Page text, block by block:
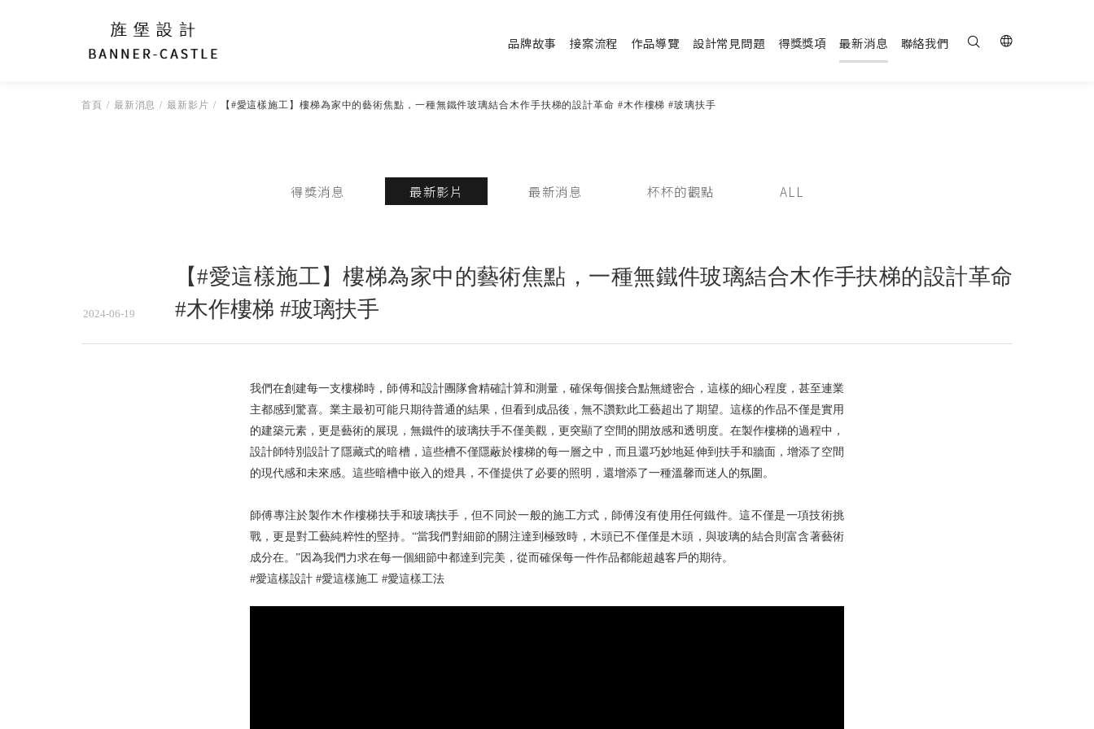
品牌故事 接案流程 作品導覽 設計常見問題 得獎獎項 最新消息 聯絡我們
首頁 最新消息 最新影片 【#愛這樣施工】樓梯為家中的藝術焦點，一種無鐵件玻璃結合木作手扶梯的設計革命 #木作樓梯 #玻璃扶手
得獎消息 最新影片 最新消息 杯杯的觀點 ALL
2024-06-19
【#愛這樣施工】樓梯為家中的藝術焦點，一種無鐵件玻璃結合木作手扶梯的設計革命
#木作樓梯 #玻璃扶手
我們在創建每一支樓梯時，師傅和設計團隊會精確計算和測量，確保每個接合點無縫密合，這樣的細心程度，甚至連業
主都感到驚喜。業主最初可能只期待普通的結果，但看到成品後，無不讚歎此工藝超出了期望。這樣的作品不僅是實用
的建築元素，更是藝術的展現，無鐵件的玻璃扶手不僅美觀，更突顯了空間的開放感和透明度。在製作樓梯的過程中，
設計師特別設計了隱藏式的暗槽，這些槽不僅隱蔽於樓梯的每一層之中，而且還巧妙地延伸到扶手和牆面，增添了空間
的現代感和未來感。這些暗槽中嵌入的燈具，不僅提供了必要的照明，還增添了一種溫馨而迷人的氛圍。
師傅專注於製作木作樓梯扶手和玻璃扶手，但不同於一般的施工方式，師傅沒有使用任何鐵件。這不僅是一項技術挑
戰，更是對工藝純粹性的堅持。“當我們對細節的關注達到極致時，木頭已不僅僅是木頭，與玻璃的結合則富含著藝術
成分在。”因為我們力求在每一個細節中都達到完美，從而確保每一件作品都能超越客戶的期待。
#愛這樣設計 #愛這樣施工 #愛這樣工法